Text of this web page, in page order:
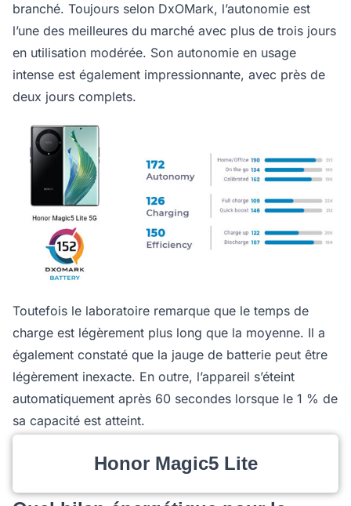
branché. Toujours selon DxOMark, l’autonomie est
l’une des meilleures du marché avec plus de trois jours
en utilisation modérée. Son autonomie en usage
intense est également impressionnante, avec près de
deux jours complets.
Toutefois le laboratoire remarque que le temps de
charge est légèrement plus long que la moyenne. Il a
également constaté que la jauge de batterie peut être
légèrement inexacte. En outre, l’appareil s’éteint
automatiquement après 60 secondes lorsque le 1 % de
sa capacité est atteint.
Honor Magic5 Lite